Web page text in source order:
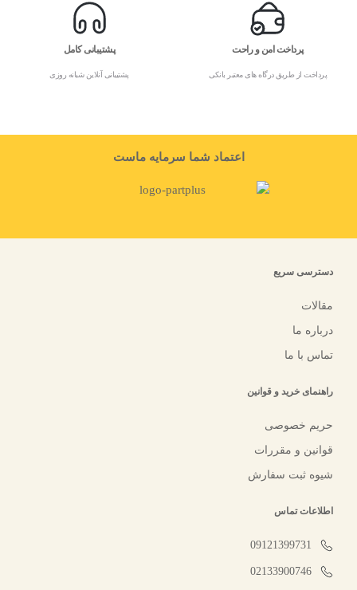
پرداخت امن و راحت
پرداخت از طریق درگاه های معتبر بانکی
پشتیبانی کامل
پشتیبانی آنلاین شبانه روزی
اعتماد شما سرمایه ماست
دسترسی سریع
مقالات
درباره ما
تماس با ما
راهنمای خرید و قوانین
حریم خصوصی
قوانین و مقررات
شیوه ثبت سفارش
اطلاعات تماس
09121399731
02133900746